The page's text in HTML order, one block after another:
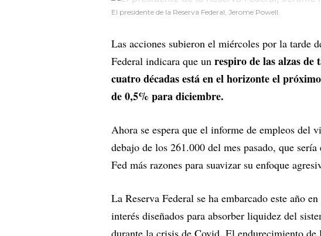
El presidente de la Reserva Federal, Jerome Powell.
Las acciones subieron el miércoles por la tarde
Federal indicara que un respiro de las alzas de
cuatro décadas está en el horizonte el
de 0,5% para diciembre.
Ahora se espera que el informe de empleos del
debajo de los 261.000 del mes pasado, que
Fed más razones para suavizar su enfoque
La Reserva Federal se ha embarcado este año
interés diseñados para absorber liquidez del